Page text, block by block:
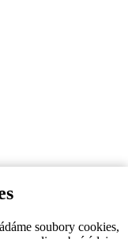
soubory cookies,